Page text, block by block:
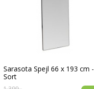
Sarasota Spejl 66 x 193 cm -
Sort